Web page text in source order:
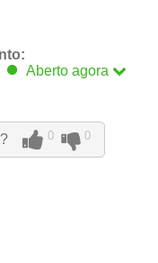
Aberto agora
Abertoagora
0 0